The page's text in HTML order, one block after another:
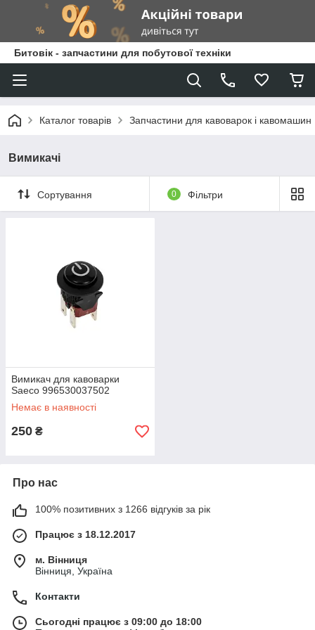
Битовік - запчастини для побутової техніки
Каталог товарів Запчастини для кавоварок і кавомашин
Вимикачі
Сортування 0 Фільтри
Вимикач для кавоварки
Saeco 996530037502
Немає в наявності
250 ₴
Про нас
100% позитивних з 1266 відгуків за рік
Працює з 18.12.2017
м. Вінниця
Вінниця, Україна
Контакти
Сьогодні працює з 09:00 до 18:00